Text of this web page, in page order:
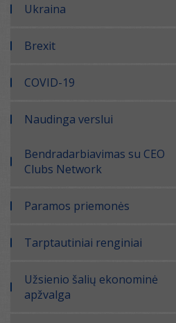
Ukraina
Brexit
COVID-19
Naudinga verslui
Bendradarbiavimas su CEO
Clubs Network
Paramos priemonės
Tarptautiniai renginiai
Užsienio šalių ekonominė
apžvalga